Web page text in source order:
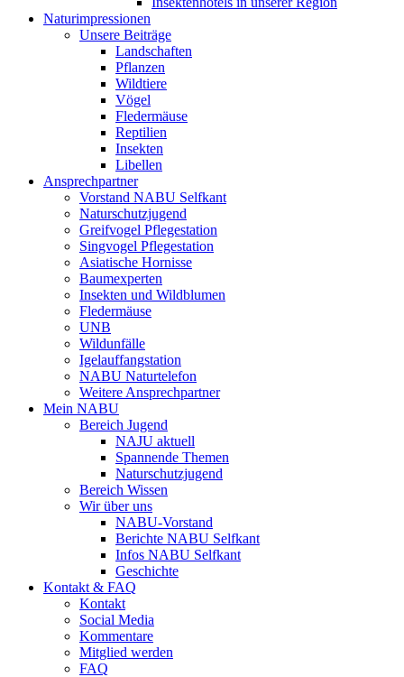
Naturimpressionen
Unsere Beiträge
Landschaften
Pflanzen
Wildtiere
Vögel
Fledermäuse
Reptilien
Insekten
Libellen
Ansprechpartner
Vorstand NABU Selfkant
Naturschutzjugend
Greifvogel Pflegestation
Singvogel Pflegestation
Asiatische Hornisse
Baumexperten
Insekten und Wildblumen
Fledermäuse
UNB
Wildunfälle
Igelauffangstation
NABU Naturtelefon
Weitere Ansprechpartner
Mein NABU
Bereich Jugend
NAJU aktuell
Spannende Themen
Naturschutzjugend
Bereich Wissen
Wir über uns
NABU-Vorstand
Berichte NABU Selfkant
Infos NABU Selfkant
Geschichte
Kontakt & FAQ
Kontakt
Social Media
Kommentare
Mitglied werden
FAQ